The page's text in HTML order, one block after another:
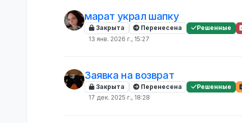
марат украл шапку
Закрыта Перенесена Решенные
13 янв. 2026 г., 15:27
Заявка на возврат
Закрыта Перенесена Решенные
17 дек. 2025 г., 18:28